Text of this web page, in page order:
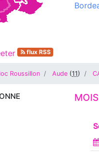
flux RSS
Roussillon Aude (11)